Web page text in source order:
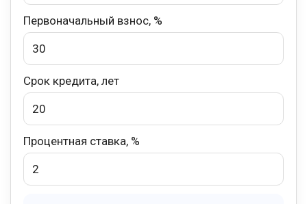
Первоначальный взнос, %
Срок кредита, лет
Процентная ставка, %